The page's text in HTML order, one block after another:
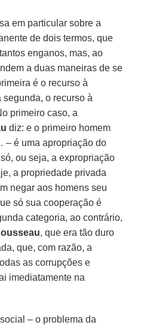
em particular sobre a
de dois termos, que
enganos, mas, ao
a duas maneiras de se
é o recurso à
segunda, o recurso à
primeiro caso, a
diz: e o primeiro homem
– é uma apropriação do
ou seja, a expropriação
a propriedade privada
negar aos homens seu
só sua cooperação é
categoria, ao contrário,
, que era tão duro
que, com razão, a
as corrupções e
imediatamente na
– o problema da